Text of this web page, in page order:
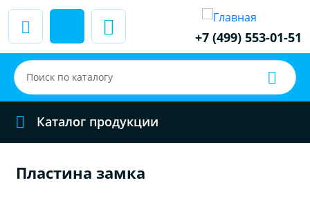
+7 (499) 553-01-51
Каталог продукции
Пластина замка